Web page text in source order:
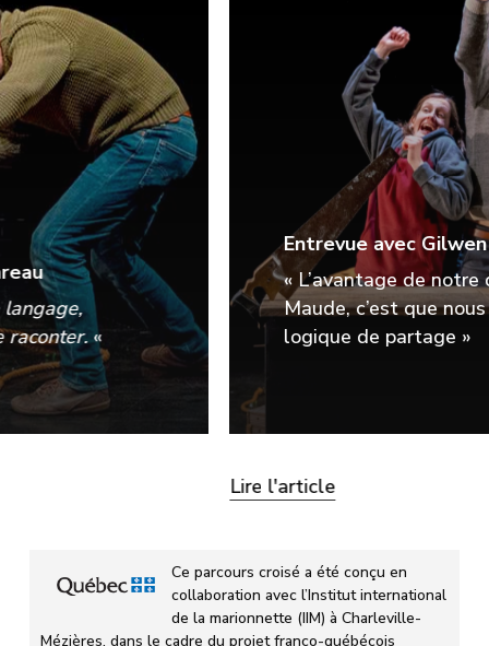
Entrevue avec Gilwen Peronno
« L’avantage de notre collaboration avec
Maude, c’est que nous avons été dans une
logique de partage »
Ce parcours croisé a été conçu en
collaboration avec l’Institut international
de la marionnette (IIM) à Charleville-
Mézières, dans le cadre du projet franco-québécois